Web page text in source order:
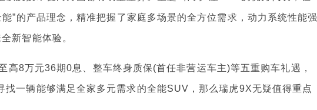
”的产品理念，精准把握了家庭多场景的全方位需求，动力系统性能强
新智能体验。
8万元36期0息、整车终身质保(首任非营运车主)等五重购车礼遇，
一辆能够满足全家多元需求的全能SUV，那么瑞虎9X无疑值得重点